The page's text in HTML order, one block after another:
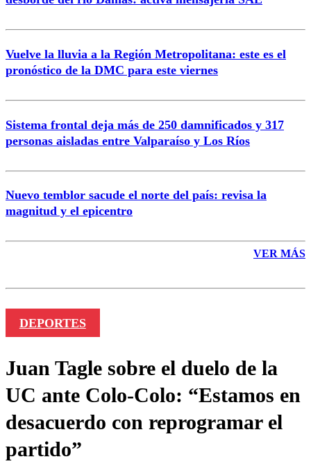
Enviar comentario
Vuelve la lluvia a la Región Metropolitana: este es el
pronóstico de la DMC para este viernes
Sistema frontal deja más de 250 damnificados y 317
personas aisladas entre Valparaíso y Los Ríos
Nuevo temblor sacude el norte del país: revisa la
magnitud y el epicentro
VER MÁS
DEPORTES
Juan Tagle sobre el duelo de la
UC ante Colo-Colo: “Estamos en
desacuerdo con reprogramar el
partido”